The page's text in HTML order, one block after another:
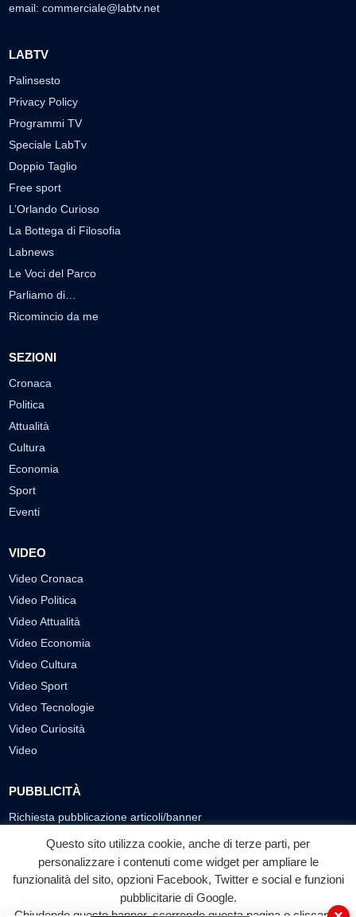
email: commerciale@labtv.net
LABTV
Palinsesto
Privacy Policy
Programmi TV
Speciale LabTv
Doppio Taglio
Free sport
L’Orlando Curioso
La Bottega di Filosofia
Labnews
Le Voci del Parco
Parliamo di…
Ricomincio da me
SEZIONI
Cronaca
Politica
Attualità
Cultura
Economia
Sport
Eventi
VIDEO
Video Cronaca
Video Politica
Video Attualità
Video Economia
Video Cultura
Video Sport
Video Tecnologie
Video Curiosità
Video
PUBBLICITÀ
Richiesta pubblicazione articoli/banner
SEGUICI SUI SOCIAL
f
Facebook
◎ ▶
YouTube
Questo sito utilizza cookie, anche di terze parti, per
personalizzare i contenuti come widget per ampliare le
funzionalità del sito, opzioni Facebook, Twitter e social e funzioni
pubblicitarie di Google.